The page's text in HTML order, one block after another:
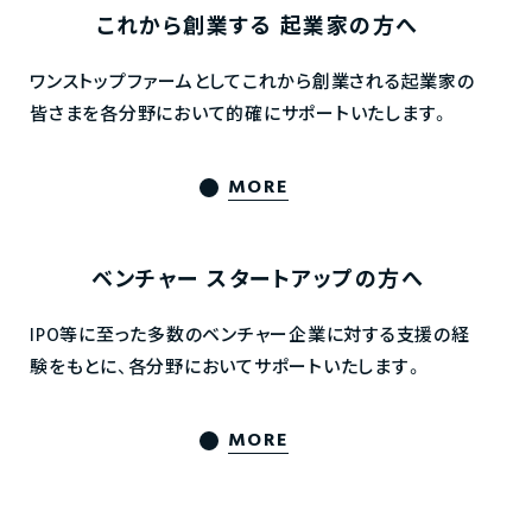
これから創業する 起業家の方へ
ワンストップファームとしてこれから創業される起業家の
皆さまを各分野において的確にサポートいたします。
MORE
ベンチャー スタートアップの方へ
IPO等に至った多数のベンチャー企業に対する支援の経
験をもとに、各分野においてサポートいたします。
MORE